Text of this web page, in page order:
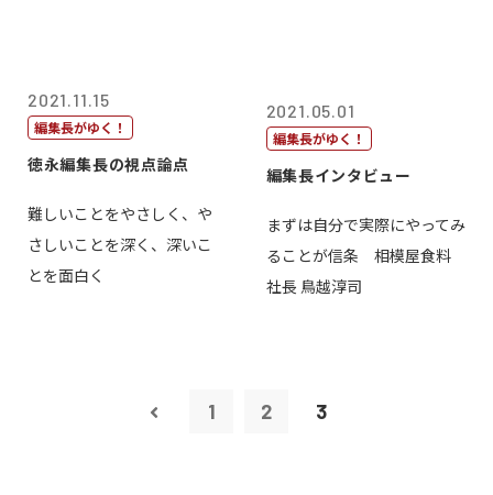
2021.11.15
編集長がゆく！
徳永編集長の視点論点
難しいことをやさしく、や
さしいことを深く、深いこ
とを面白く
2021.05.01
編集長がゆく！
編集長インタビュー
まずは自分で実際にやってみ
ることが信条 相模屋食料
社長 鳥越淳司
1 2 3